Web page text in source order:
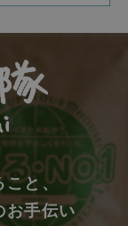
こと、
お手伝い